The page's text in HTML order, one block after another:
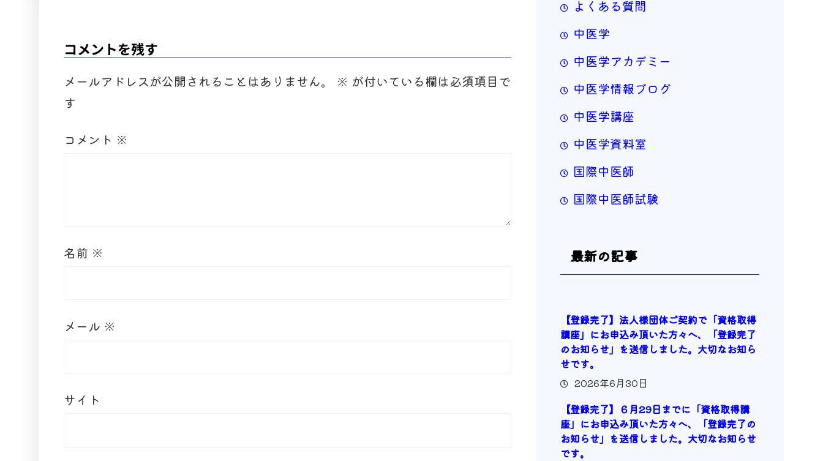
コメントを残す
メールアドレスが公開されることはありません。 ※ が付いている欄は必須項目で
す
コメント ※
名前 ※
メール ※
サイト
よくある質問
中医学
中医学アカデミー
中医学情報ブログ
中医学講座
中医学資料室
国際中医師
国際中医師試験
最新の記事
【登録完了】法人様団体ご契約で「資格取得
講座」にお申込み頂いた方々へ、「登録完了
のお知らせ」を送信しました。大切なお知ら
せです。
2026年6月30日
【登録完了】６月29日までに「資格取得講
座」にお申込み頂いた方々へ、「登録完了の
お知らせ」を送信しました。大切なお知らせ
です。